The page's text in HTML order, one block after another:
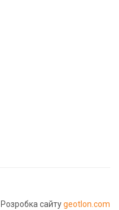
Розробка сайтуgeotlon.com